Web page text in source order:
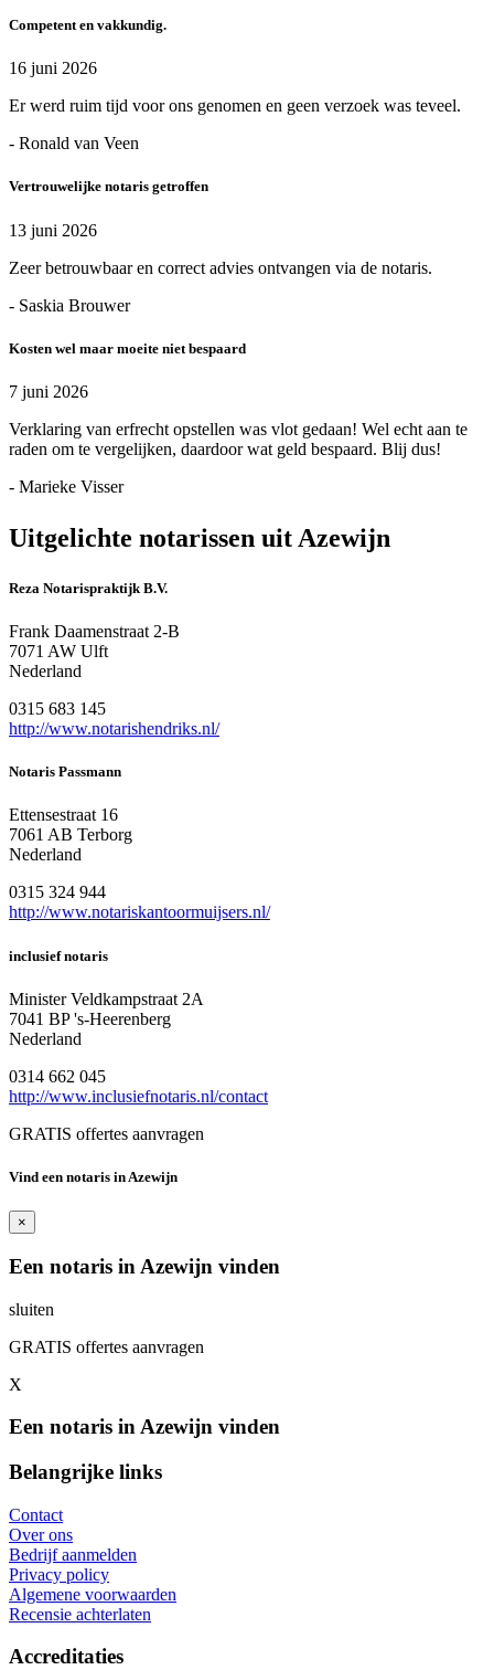
Competent en vakkundig.
16 juni 2026
Er werd ruim tijd voor ons genomen en geen verzoek was teveel.
- Ronald van Veen
Vertrouwelijke notaris getroffen
13 juni 2026
Zeer betrouwbaar en correct advies ontvangen via de notaris.
- Saskia Brouwer
Kosten wel maar moeite niet bespaard
7 juni 2026
Verklaring van erfrecht opstellen was vlot gedaan! Wel echt aan te
raden om te vergelijken, daardoor wat geld bespaard. Blij dus!
- Marieke Visser
Uitgelichte notarissen uit Azewijn
Reza Notarispraktijk B.V.
Frank Daamenstraat 2-B
7071 AW Ulft
Nederland
0315 683 145
http://www.notarishendriks.nl/
Notaris Passmann
Ettensestraat 16
7061 AB Terborg
Nederland
0315 324 944
http://www.notariskantoormuijsers.nl/
inclusief notaris
Minister Veldkampstraat 2A
7041 BP 's-Heerenberg
Nederland
0314 662 045
http://www.inclusiefnotaris.nl/contact
GRATIS offertes aanvragen
Vind een notaris in Azewijn
×
Een notaris in Azewijn vinden
sluiten
GRATIS offertes aanvragen
X
Een notaris in Azewijn vinden
Belangrijke links
Contact
Over ons
Bedrijf aanmelden
Privacy policy
Algemene voorwaarden
Recensie achterlaten
Accreditaties